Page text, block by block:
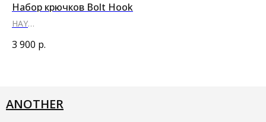
Набор крючков Bolt Hook
HAY
3 900 р.
ANOTHER